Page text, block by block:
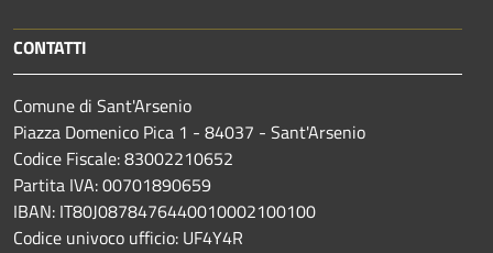
CONTATTI
Comune di Sant'Arsenio
Piazza Domenico Pica 1 - 84037 - Sant'Arsenio
Codice Fiscale: 83002210652
Partita IVA: 00701890659
IBAN: IT80J0878476440010002100100
Codice univoco ufficio: UF4Y4R